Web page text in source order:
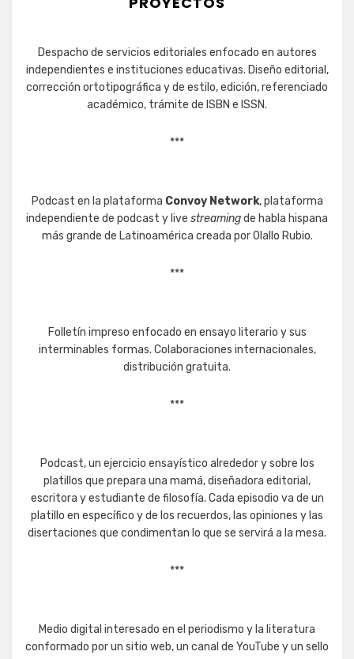
Despacho de servicios editoriales enfocado en autores
independientes e instituciones educativas. Diseño editorial,
corrección ortotipográfica y de estilo, edición, referenciado
académico, trámite de ISBN e ISSN.
***
Podcast en la plataforma Convoy Network, plataforma
independiente de podcast y live streamingde habla hispana
más grande de Latinoamérica creada por Olallo Rubio.
***
Folletín impreso enfocado en ensayo literario y sus
interminables formas. Colaboraciones internacionales,
distribución gratuita.
***
Podcast, un ejercicio ensayístico alrededor y sobre los
platillos que prepara una mamá, diseñadora editorial,
escritora y estudiante de filosofía. Cada episodio va de un
platillo en específico y de los recuerdos, las opiniones y las
disertaciones que condimentan lo que se servirá a la mesa.
***
Medio digital interesado en el periodismo y la literatura
conformado por un sitio web, un canal de YouTube y un sello